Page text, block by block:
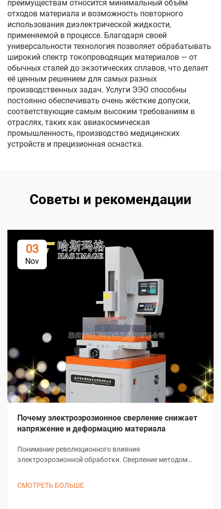
преимуществам относится минимальный объём
отходов материала и возможность повторного
использования диэлектрической жидкости,
применяемой в процессе. Благодаря своей
универсальности технология позволяет обрабатывать
широкий спектр токопроводящих материалов — от
обычных сталей до экзотических сплавов, что делает
её ценным решением для самых разных
производственных задач. Услуги ЭЭО способны
постоянно обеспечивать очень жёсткие допуски,
соответствующие самым высоким требованиям в
отраслях, таких как авиакосмическая
промышленность, производство медицинских
устройств и прецизионная оснастка.
Советы и рекомендации
03
Nov
Почему электроэрозионное сверление снижает
напряжение и деформацию материала
Понимание революционного влияния
электроэрозионной обработки. Сверление методом
СМОТРЕТЬ БОЛЬШЕ